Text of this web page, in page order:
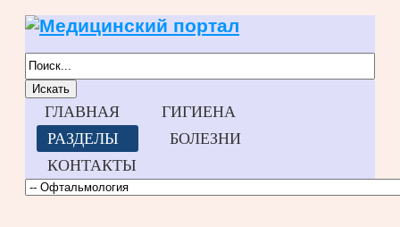
Искать
ГЛАВНАЯ
ГИГИЕНА
РАЗДЕЛЫ
БОЛЕЗНИ
КОНТАКТЫ